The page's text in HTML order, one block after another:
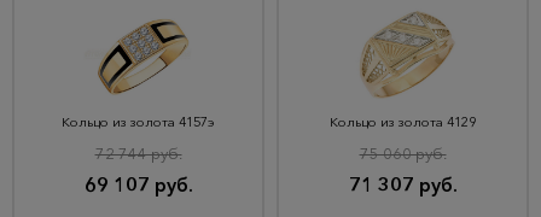
Кольцо из золота 4157э
69 107 руб.
72 744 руб.
Кольцо из золота 4129
71 307 руб.
75 060 руб.